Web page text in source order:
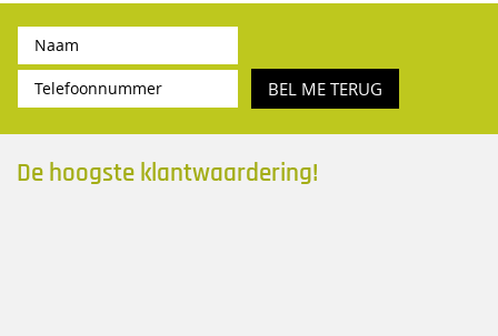
BEL ME TERUG
De hoogste klantwaardering!